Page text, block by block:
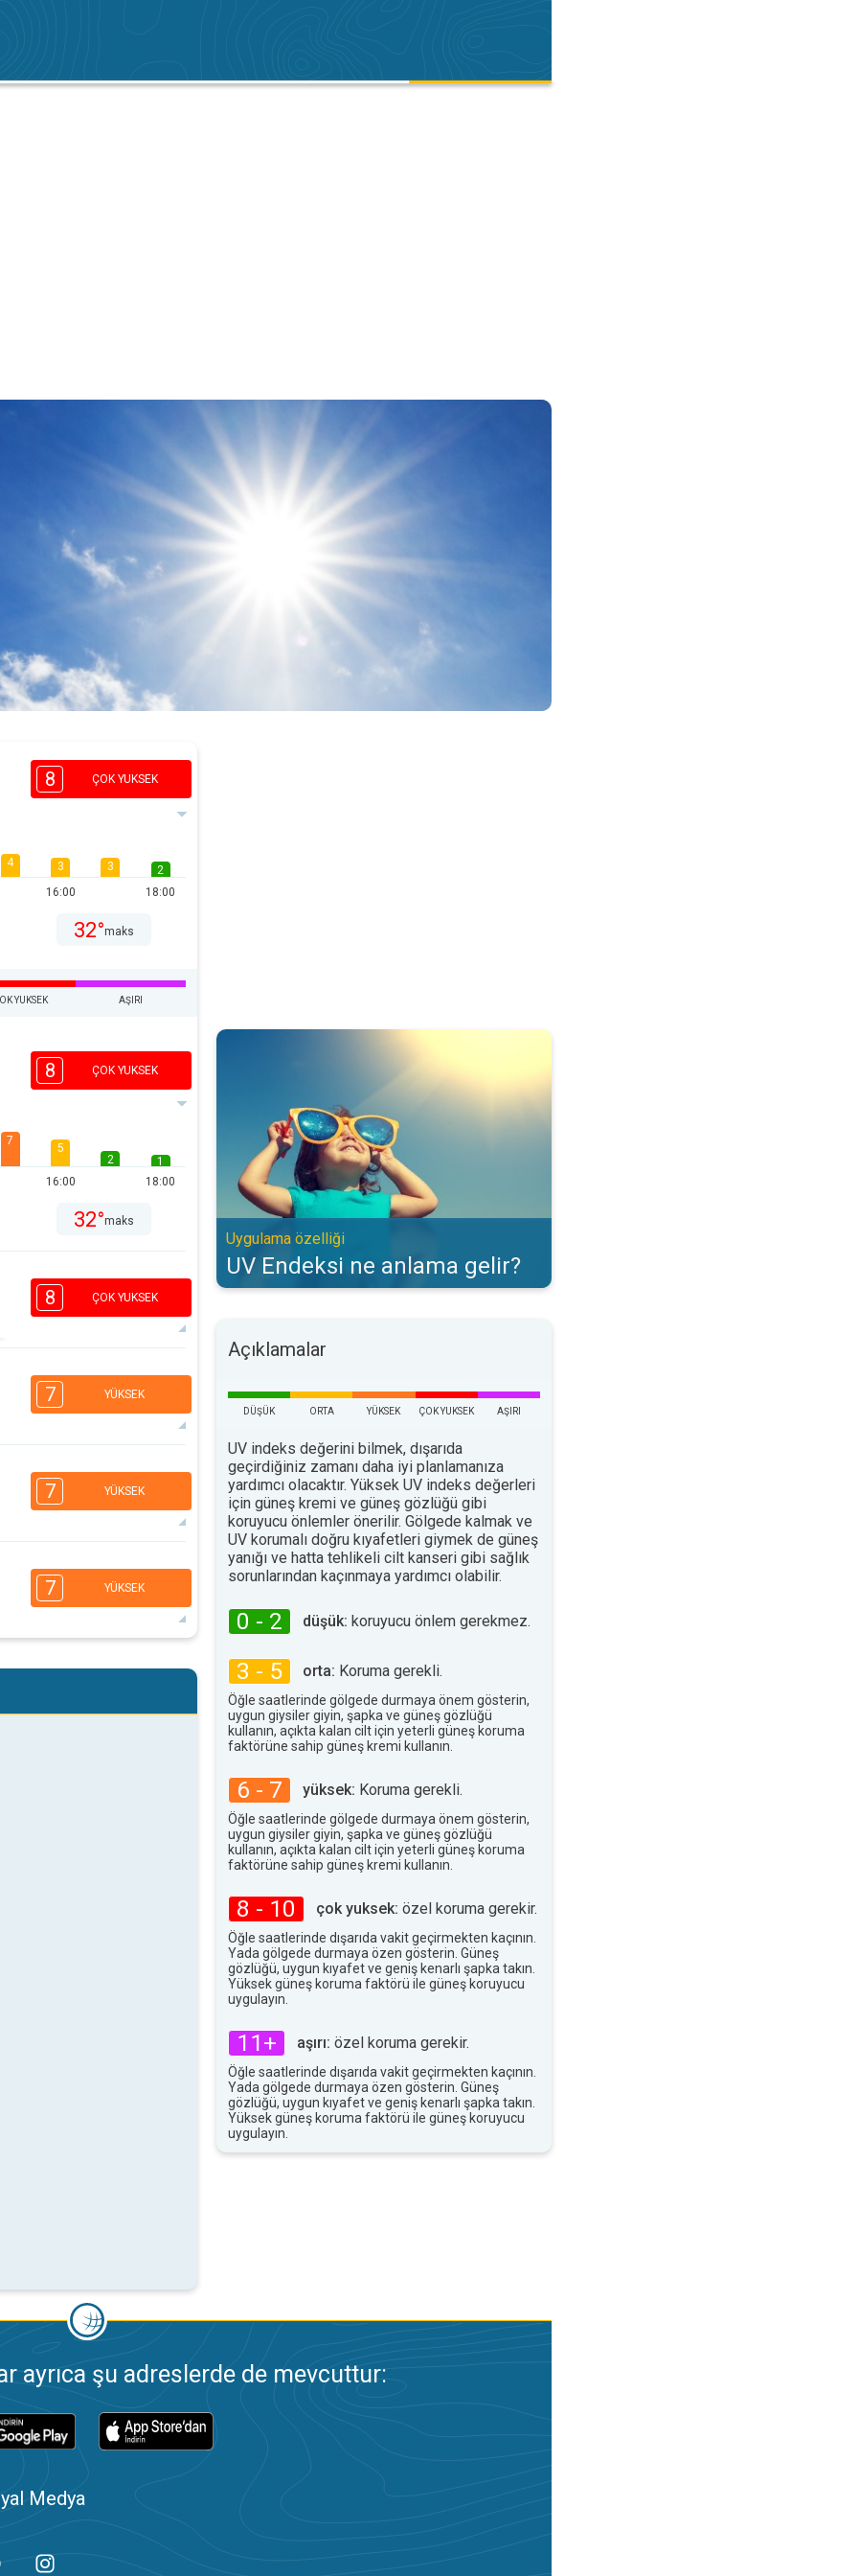
8 ÇOK YUKSEK
4
3
16:00
3
2
18:00
32°maks
YUKSEK AŞIRI
8 ÇOK YUKSEK
7
5
16:00
2
1
18:00
32°maks
8 ÇOK YUKSEK
3
16:00
2
32°maks
7 YÜKSEK
3
16:00
32°maks
7 YÜKSEK
16:00
3
32°maks
7 YÜKSEK
3
UV Endeksi ne anlama gelir?. Uygulama özelliği. . .
Uygulama özelliği
UV Endeksi ne anlama gelir?
Açıklamalar
DÜŞÜK ORTA YÜKSEK ÇOK YUKSEK AŞIRI
UV indeks değerini bilmek, dışarıda
geçirdiğiniz zamanı daha iyi planlamanıza
yardımcı olacaktır. Yüksek UV indeks değerleri
için güneş kremi ve güneş gözlüğü gibi
koruyucu önlemler önerilir. Gölgede kalmak ve
UV korumalı doğru kıyafetleri giymek de güneş
yanığı ve hatta tehlikeli cilt kanseri gibi sağlık
sorunlarından kaçınmaya yardımcı olabilir.
0 - 2 düşük: koruyucu önlem gerekmez.
3 - 5 orta: Koruma gerekli.
Öğle saatlerinde gölgede durmaya önem gösterin,
uygun giysiler giyin, şapka ve güneş gözlüğü
kullanın, açıkta kalan cilt için yeterli güneş koruma
faktörüne sahip güneş kremi kullanın.
6 - 7 yüksek: Koruma gerekli.
Öğle saatlerinde gölgede durmaya önem gösterin,
uygun giysiler giyin, şapka ve güneş gözlüğü
kullanın, açıkta kalan cilt için yeterli güneş koruma
faktörüne sahip güneş kremi kullanın.
8 - 10 çok yuksek: özel koruma gerekir.
Öğle saatlerinde dışarıda vakit geçirmekten kaçının.
Yada gölgede durmaya özen gösterin. Güneş
gözlüğü, uygun kıyafet ve geniş kenarlı şapka takın.
Yüksek güneş koruma faktörü ile güneş koruyucu
uygulayın.
11+ aşırı: özel koruma gerekir.
Öğle saatlerinde dışarıda vakit geçirmekten kaçının.
Yada gölgede durmaya özen gösterin. Güneş
gözlüğü, uygun kıyafet ve geniş kenarlı şapka takın.
Yüksek güneş koruma faktörü ile güneş koruyucu
uygulayın.
ayrıca şu adreslerde de mevcuttur:
Medya